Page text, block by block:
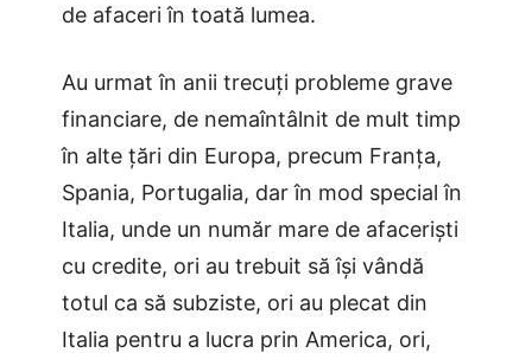
de afaceri în toată lumea.
Au urmat în anii trecuți probleme grave
financiare, de nemaîntâlnit de mult timp
în alte țări din Europa, precum Franța,
Spania, Portugalia, dar în mod special în
Italia, unde un număr mare de afaceriști
cu credite, ori au trebuit să își vândă
totul ca să subziste, ori au plecat din
Italia pentru a lucra prin America, ori,